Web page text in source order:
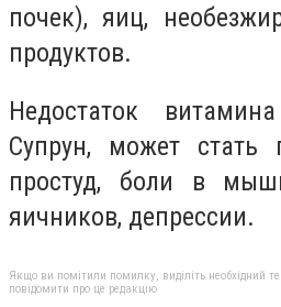
почек), яиц,
продуктов.
Недостаток
Супрун, может стать
простуд, боли в
яичников, депрессии.
Якщо ви помітили помилку, виділіть необхідний
повідомити про це редакцію